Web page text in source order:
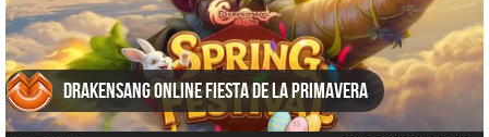
Drakensang Online Fiesta de la primavera